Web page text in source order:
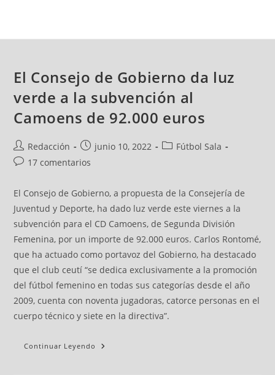
El Consejo de Gobierno da luz
verde a la subvención al
Camoens de 92.000 euros
Redacción junio 10, 2022
Fútbol Sala
17 comentarios
El Consejo de Gobierno, a propuesta de la Consejería de
Juventud y Deporte, ha dado luz verde este viernes a la
subvención para el CD Camoens, de Segunda División
Femenina, por un importe de 92.000 euros. Carlos Rontomé,
que ha actuado como portavoz del Gobierno, ha destacado
que el club ceutí “se dedica exclusivamente a la promoción
del fútbol femenino en todas sus categorías desde el año
2009, cuenta con noventa jugadoras, catorce personas en el
cuerpo técnico y siete en la directiva”.
Continuar Leyendo